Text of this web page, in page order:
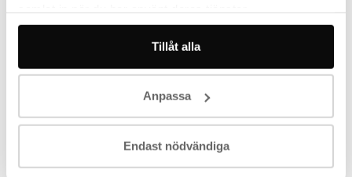
Tillåt alla
Anpassa
Endast nödvändiga
Vill du bli kontaktad?